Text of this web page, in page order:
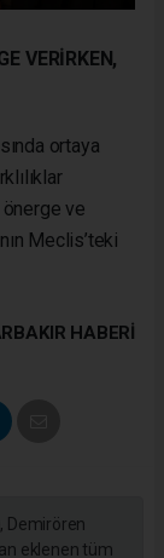
VERİRKEN,
ortaya
ve
Meclis’teki
HABERİ
Demirören
eklenen tüm